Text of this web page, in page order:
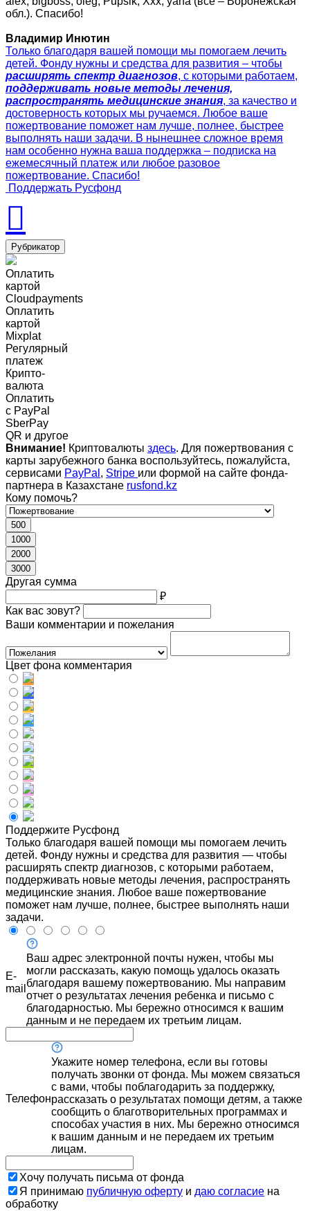
обл.). Спасибо!
Владимир Инютин
Только благодаря вашей помощи мы помогаем лечить
детей. Фонду нужны и средства для развития – чтобы
расширять спектр диагнозов, с которыми работаем,
поддерживать новые методы лечения,
распространять медицинские знания, за качество и
достоверность которых мы ручаемся. Любое ваше
пожертвование поможет нам лучше, полнее, быстрее
выполнять наши задачи. В нынешнее сложное время
нам особенно нужна ваша поддержка – подписка на
ежемесячный платеж или любое разовое
пожертвование. Спасибо!
Поддержать Русфонд
Рубрикатор
Оплатить
картой
Cloudpayments
Оплатить
картой
Mixplat
Регулярный
платеж
Крипто-
валюта
Оплатить
c PayPal
SberPay
QR и другое
Внимание! Криптовалюты здесь. Для пожертвования с
карты зарубежного банка воспользуйтесь, пожалуйста,
сервисами PayPal , Stripe или формой на сайте фонда-
партнера в Казахстане rusfond.kz
Кому помочь?
500
1000
2000
3000
Другая сумма
₽
Как вас зовут?
Ваши комментарии и пожелания
Цвет фона комментария
Поддержите Русфонд
Только благодаря вашей помощи мы помогаем лечить
детей. Фонду нужны и средства для развития — чтобы
расширять спектр диагнозов, с которыми работаем,
поддерживать новые методы лечения, распространять
медицинские знания. Любое ваше пожертвование
поможет нам лучше, полнее, быстрее выполнять наши
задачи.
E-
mail
Ваш адрес электронной почты нужен, чтобы мы
могли рассказать, какую помощь удалось оказать
благодаря вашему пожертвованию. Мы направим
отчет о результатах лечения ребенка и письмо с
благодарностью. Мы бережно относимся к вашим
данным и не передаем их третьим лицам.
Телефон
Укажите номер телефона, если вы готовы
получать звонки от фонда. Мы можем связаться
с вами, чтобы поблагодарить за поддержку,
рассказать о результатах помощи детям, а также
сообщить о благотворительных программах и
способах участия в них. Мы бережно относимся
к вашим данным и не передаем их третьим
лицам.
Хочу получать письма от фонда
Я принимаю публичную оферту и даю согласие на
обработку